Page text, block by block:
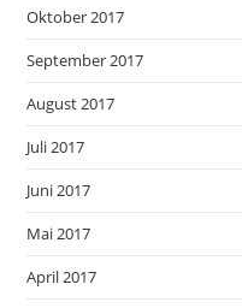
Oktober 2017
September 2017
August 2017
Juli 2017
Juni 2017
Mai 2017
April 2017